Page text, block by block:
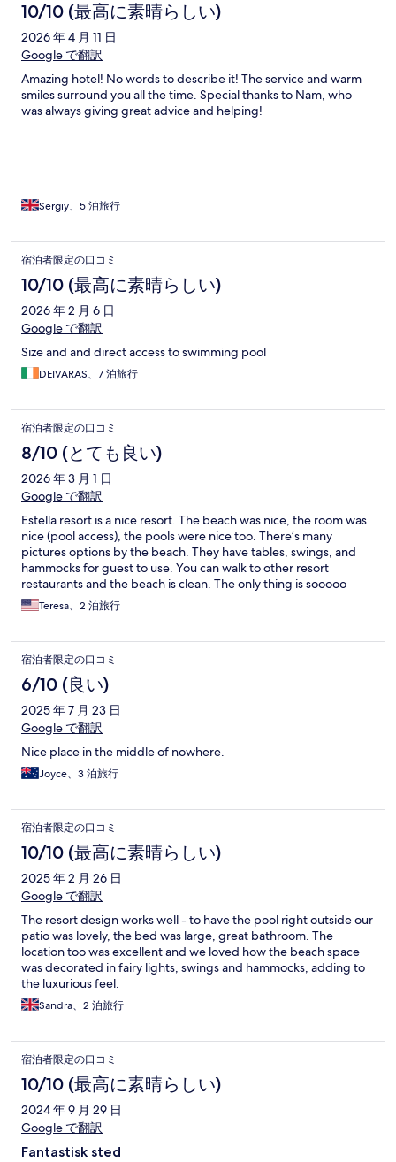
10/10 (最高に素晴らしい)
2026 年 4 月 11 日
Google で翻訳
Amazing hotel! No words to describe it! The service and warm
smiles surround you all the time. Special thanks to Nam, who
was always giving great advice and helping!
Sergiy、5 泊旅行
宿泊者限定の口コミ
10/10 (最高に素晴らしい)
2026 年 2 月 6 日
Google で翻訳
Size and and direct access to swimming pool
DEIVARAS、7 泊旅行
宿泊者限定の口コミ
8/10 (とても良い)
2026 年 3 月 1 日
Google で翻訳
Estella resort is a nice resort. The beach was nice, the room was
nice (pool access), the pools were nice too. There’s many
pictures options by the beach. They have tables, swings, and
hammocks for guest to use. You can walk to other resort
restaurants and the beach is clean. The only thing is sooooo
many mosquitoes. Be prepared to get bit even with mosquitoes
repellent.
Teresa、2 泊旅行
宿泊者限定の口コミ
6/10 (良い)
2025 年 7 月 23 日
Google で翻訳
Nice place in the middle of nowhere.
Joyce、3 泊旅行
宿泊者限定の口コミ
10/10 (最高に素晴らしい)
2025 年 2 月 26 日
Google で翻訳
The resort design works well - to have the pool right outside our
patio was lovely, the bed was large, great bathroom. The
location too was excellent and we loved how the beach space
was decorated in fairy lights, swings and hammocks, adding to
the luxurious feel.
Sandra、2 泊旅行
宿泊者限定の口コミ
10/10 (最高に素晴らしい)
2024 年 9 月 29 日
Google で翻訳
Fantastisk sted